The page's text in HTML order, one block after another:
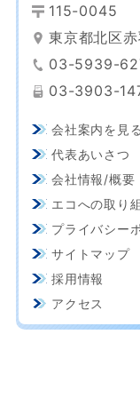
115-0045
東京都北区
03-5939-
03-3903-
会社案内を見る
代表あいさつ
会社情報/概要
エコへの取り
プライバシー
サイトマップ
採用情報
アクセス